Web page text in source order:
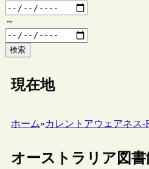
～
検索
現在地
ホーム»カレントアウェアネス-
オーストラリア図